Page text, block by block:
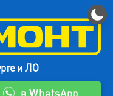
и ЛО
в WhatsApp